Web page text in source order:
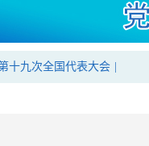
十九次全国代表大会